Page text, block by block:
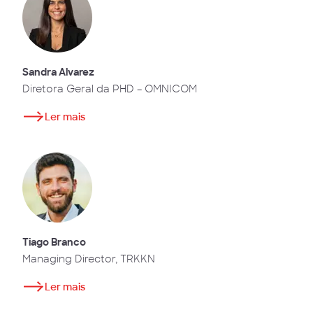
Sandra Alvarez
Diretora Geral da PHD – OMNICOM
Ler mais
Tiago Branco
Managing Director, TRKKN
Ler mais